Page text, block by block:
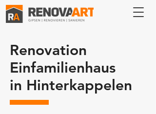
Renovation
Einfamilienhaus
in Hinterkappelen